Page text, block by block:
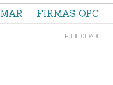
MAR FIRMAS QPC